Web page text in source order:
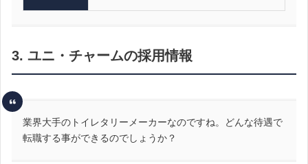
3. ユニ・チャームの採用情報
業界大手のトイレタリーメーカーなのですね。どんな待遇で
転職する事ができるのでしょうか？